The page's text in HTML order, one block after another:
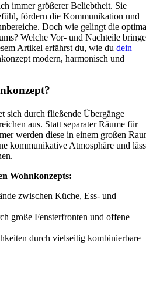
immer größerer Beliebtheit. Sie
fördern die Kommunikation und
Doch wie gelingt die
Welche Vor- und Nachteile
Artikel erfährst du, wie du dein
modern, harmonisch und
sich durch fließende Übergänge
aus. Statt separater Räume für
werden diese in einem großen
kommunikative Atmosphäre und
Wohnkonzepts:
zwischen Küche, Ess- und
große Fensterfronten und offene
durch vielseitig kombinierbare